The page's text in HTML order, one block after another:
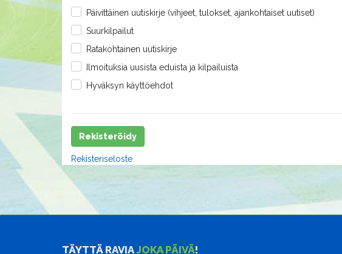
Päivittäinen uutiskirje (vihjeet, tulokset, ajankohtaiset uutiset)
Suurkilpailut
Ratakohtainen uutiskirje
Ilmoituksia uusista eduista ja kilpailuista
Hyväksyn käyttöehdot
Rekisteröidy
Rekisteriseloste
TÄYTTÄ RAVIAJOKA PÄIVÄ!